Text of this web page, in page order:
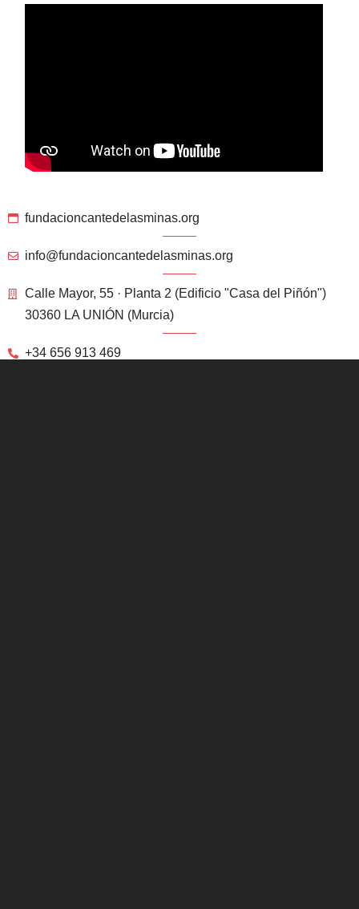
fundacioncantedelasminas.org
info@fundacioncantedelasminas.org
Calle Mayor, 55 · Planta 2 (Edificio "Casa del Piñón")
30360 LA UNIÓN (Murcia)
+34 656 913 469